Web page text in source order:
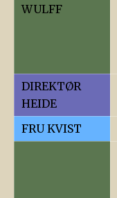
WULFF
DIREKTØR
HEIDE
FRU KVIST